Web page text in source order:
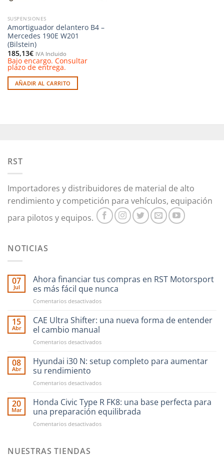
SUSPENSIONES
Amortiguador delantero B4 –
Mercedes 190E W201
(Bilstein)
185,13€ IVA Incluido
Bajo encargo. Consultar
plazo de entrega.
AÑADIR AL CARRITO
RST
Importadores y distribuidores de material de alto
rendimiento y competición para vehículos, equipación
para pilotos y equipos.
NOTICIAS
07
Jul
Ahora financiar tus compras en RST Motorsport
es más fácil que nunca
Comentarios desactivadosen
financiar
en
Motorsport
fácil
nunca
15
Abr
CAE Ultra Shifter: una nueva forma de entender
el cambio manual
Comentarios desactivadosen
Ultra
Shifter:
nueva
de
entender
cambio
08
Abr
Hyundai i30 N: setup completo para aumentar
su rendimiento
Comentarios desactivadosen
i30
setup
completo
20
Mar
Honda Civic Type R FK8: una base perfecta para
una preparación equilibrada
Comentarios desactivadosen
NUESTRAS TIENDAS